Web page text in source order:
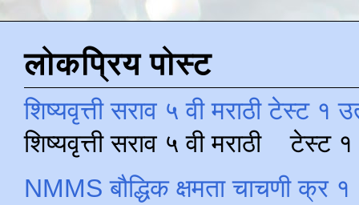
लोकप्रिय पोस्ट
शिष्यवृत्ती सराव ५ वी मराठी टेस्ट १
शिष्यवृत्ती सराव ५ वी मराठी टेस्ट
NMMS बौद्धिक क्षमता चाचणी क्र